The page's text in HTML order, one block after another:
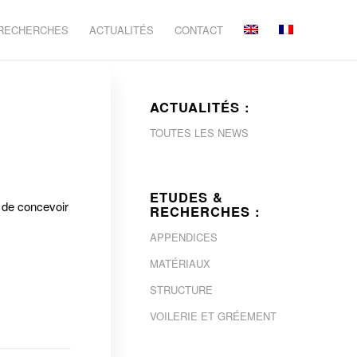
ACTUALITÉS CONTACT
concevoir
ACTUALITÉS :
TOUTES LES NEWS
ETUDES &
RECHERCHES :
APPENDICES
MATÉRIAUX
STRUCTURE
VOILERIE ET GRÉEMENT